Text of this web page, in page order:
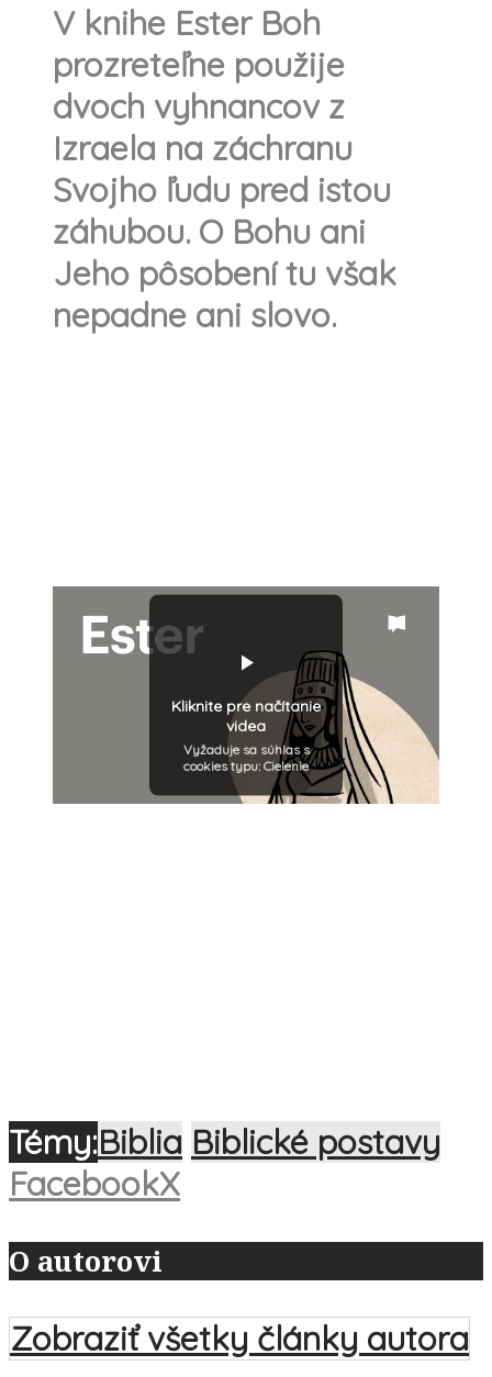
V knihe Ester Boh
prozreteľne použije
dvoch vyhnancov z
Izraela na záchranu
Svojho ľudu pred istou
záhubou. O Bohu ani
Jeho pôsobení tu však
nepadne ani slovo.
Kliknite pre načítanie
videa
Vyžaduje sa súhlas s
cookies typu: Cielenie
Témy:Biblia Biblické postavy
FacebookX
O autorovi
Zobraziť všetky články autora